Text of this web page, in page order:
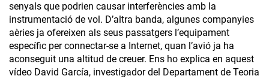
senyals que podrien causar interferències amb la
instrumentació de vol. D’altra banda, algunes companyies
aèries ja ofereixen als seus passatgers l’equipament
específic per connectar-se a Internet, quan l’avió ja ha
aconseguit una altitud de creuer. Ens ho explica en aquest
vídeo David García, investigador del Departament de Teoria